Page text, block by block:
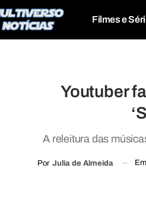
Filmes e
Youtuber
A releitura das
Por Julia de Almeida Em